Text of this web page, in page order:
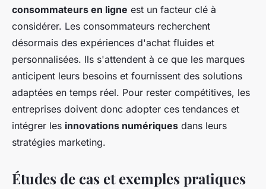
consommateurs en ligne est un facteur clé à
considérer. Les consommateurs recherchent
désormais des expériences d'achat fluides et
personnalisées. Ils s'attendent à ce que les marques
anticipent leurs besoins et fournissent des solutions
adaptées en temps réel. Pour rester compétitives, les
entreprises doivent donc adopter ces tendances et
intégrer les innovations numériques dans leurs
stratégies marketing.
Études de cas et exemples pratiques